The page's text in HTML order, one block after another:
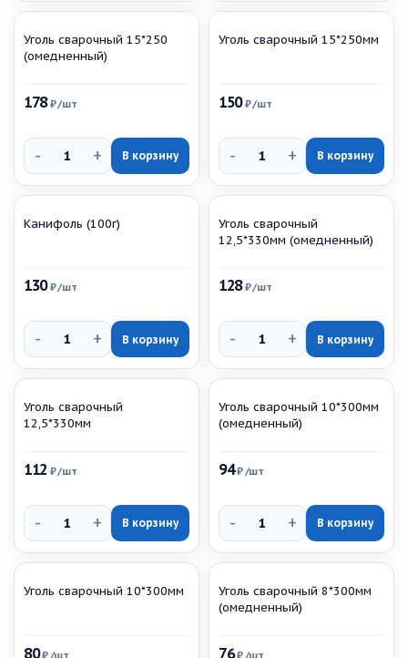
Уголь сварочный 15*250
(омедненный)
178₽/шт
- + В корзину
Уголь сварочный 15*250мм
150₽/шт
- + В корзину
Канифоль (100г)
130₽/шт
- + В корзину
Уголь сварочный
12,5*330мм (омедненный)
128₽/шт
- + В корзину
Уголь сварочный
12,5*330мм
112 ₽/шт
- + В корзину
Уголь сварочный 10*300мм
(омедненный)
94₽ /шт
- + В корзину
Уголь сварочный 10*300мм
80₽ /шт
Уголь сварочный 8*300мм
(омедненный)
76₽ /шт